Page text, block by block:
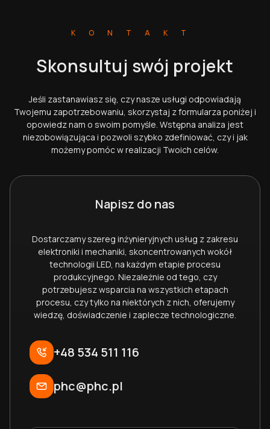
KONTAKT
Skonsultuj swój projekt
Jeśli zastanawiasz się, czy nasze usługi odpowiadają
Twojemu zapotrzebowaniu, skorzystaj z formularza poniżej i
opowiedz nam o swoim pomyśle. Wstępna analiza jest
niezobowiązująca i pozwoli szybko zdefiniować, czy i jak
możemy pomóc w realizacji Twoich celów.
Napisz do nas
Dostarczamy szereg inżynieryjnych usług z zakresu
elektroniki i mechaniki, skoncentrowanych wokół
technologii LED, na każdym etapie procesu
produkcyjnego. Niezależnie od tego, czy
potrzebujesz wsparcia na wszystkich etapach
procesu, czy tylko na niektórych z nich, oferujemy
wiedzę, doświadczenie i zaplecze technologiczne.
+48 534 511 116
phc@phc.pl